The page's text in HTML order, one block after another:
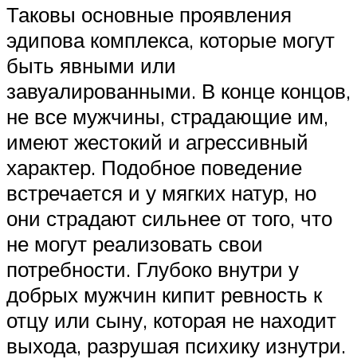
Таковы основные проявления
эдипова комплекса, которые могут
быть явными или
завуалированными. В конце концов,
не все мужчины, страдающие им,
имеют жестокий и агрессивный
характер. Подобное поведение
встречается и у мягких натур, но
они страдают сильнее от того, что
не могут реализовать свои
потребности. Глубоко внутри у
добрых мужчин кипит ревность к
отцу или сыну, которая не находит
выхода, разрушая психику изнутри.